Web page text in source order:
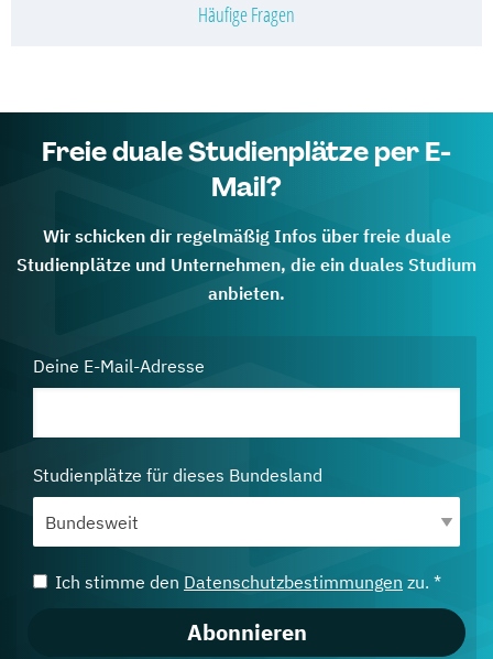
Häufige Fragen
Freie duale Studienplätze per E-
Mail?
Wir schicken dir regelmäßig Infos über freie duale
Studienplätze und Unternehmen, die ein duales Studium
anbieten.
Deine E-Mail-Adresse
Studienplätze für dieses Bundesland
Ich stimme den Datenschutzbestimmungen zu. *
Abonnieren